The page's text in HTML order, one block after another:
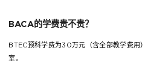
BACA的学费贵不贵？
BTEC预科学费为30万元（含全部教学费
室。